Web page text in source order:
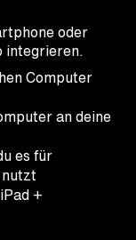
oder
integrieren.
Computer
an deine
es für
+